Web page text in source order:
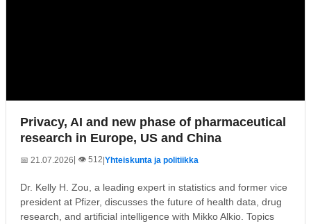
Privacy, AI and new phase of pharmaceutical
research in Europe, US and China
📅 21.07.2026| 👁️ 512 Yhteiskunta ja politiikka
Dr. Kelly H. Zou, a leading expert in statistics and former vice
president at Pfizer, discusses the future of health data, drug
research, and artificial intelligence with Mikko Alkio. Topics